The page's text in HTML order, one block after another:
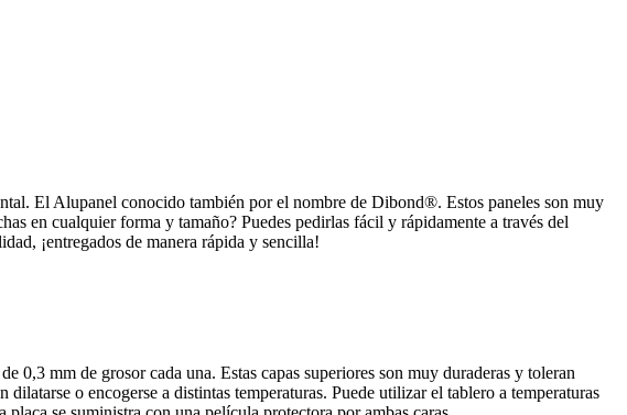
El Alupanel conocido también por el nombre de Dibond®. Estos paneles son muy
en cualquier forma y tamaño? Puedes pedirlas fácil y rápidamente a través del
¡entregados de manera rápida y sencilla!
mm de grosor cada una. Estas capas superiores son muy duraderas y toleran
o encogerse a distintas temperaturas. Puede utilizar el tablero a temperaturas